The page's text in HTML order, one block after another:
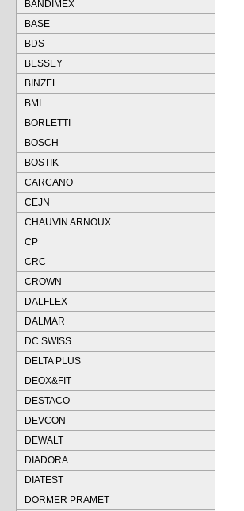
BANDIMEX
BASE
BDS
BESSEY
BINZEL
BMI
BORLETTI
BOSCH
BOSTIK
CARCANO
CEJN
CHAUVIN ARNOUX
CP
CRC
CROWN
DALFLEX
DALMAR
DC SWISS
DELTA PLUS
DEOX&FIT
DESTACO
DEVCON
DEWALT
DIADORA
DIATEST
DORMER PRAMET